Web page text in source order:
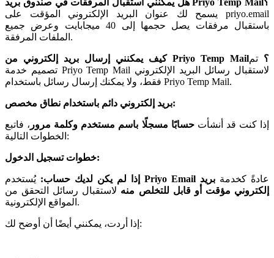
هل يمكنني استقبال المرفقات فيصندوق بريد Priyo Temp Mail ؟
يسمح لك
عنوان البريد الإلكتروني المؤقت علىpriyo.email
باستقبال مرفقات يصل حجمها إلى 40 ميجابايت وعرض جميع
الملفات المرفقة.
كيف يمكنني إرسال بريد إلكتروني من Priyo Temp Mail ؟ تم
تصميم خدمة Priyo Temp Mail لاستقبال رسائل البريد الإلكتروني
Priyo Temp Mail.
بريد إلكتروني دائم باستخدام نطاق مخصص:
إذا كنت قد أنشأتحسابًا مسجلًا باسم مستخدم وكلمة مرور ، فاتبع
الخطوات التالية:
خطوات تسجيل الدخول:
إذا لم يكن لديك حساب: Priyo Email عادةً كخدمة بريد
إلكتروني مؤقت أو قابل للتخلص منه لاستقبال رسائل التحقق من
المواقع الإلكترونية.
إذا أردت، يمكنني أيضًا أن أوضح لك: